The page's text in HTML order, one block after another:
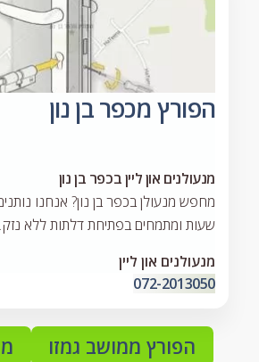
הפורץ מכפר בן נון
מנעולנים און ליין בכפר בן נון
שעות ומתמחים בפתיחת דלתות ללא נזק.
מנעולנים און ליין
072-2013050
הפורץ ממושב גמזו